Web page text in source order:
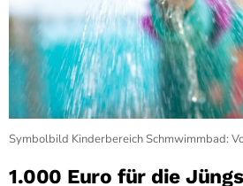
Symbolbild Kinderbereich Schmwimmbad:
1.000 Euro für die